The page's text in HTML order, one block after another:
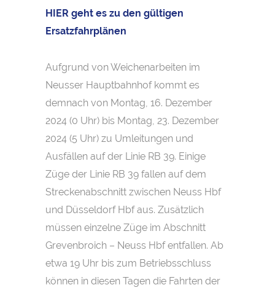
HIER geht es zu den gültigen
Ersatzfahrplänen
Aufgrund von Weichenarbeiten im
Neusser Hauptbahnhof kommt es
demnach von Montag, 16. Dezember
2024 (0 Uhr) bis Montag, 23. Dezember
2024 (5 Uhr) zu Umleitungen und
Ausfällen auf der Linie RB 39. Einige
Züge der Linie RB 39 fallen auf dem
Streckenabschnitt zwischen Neuss Hbf
und Düsseldorf Hbf aus. Zusätzlich
müssen einzelne Züge im Abschnitt
Grevenbroich – Neuss Hbf entfallen. Ab
etwa 19 Uhr bis zum Betriebsschluss
können in diesen Tagen die Fahrten der